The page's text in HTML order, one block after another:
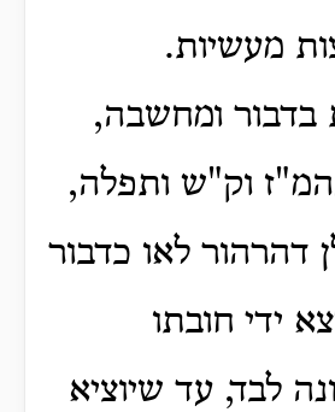
מעשיות.
בדבור ומחשבה,
וק"ש ותפלה,
דהרהור לאו כדבור
ידי חובתו
לבד, עד שיוציא